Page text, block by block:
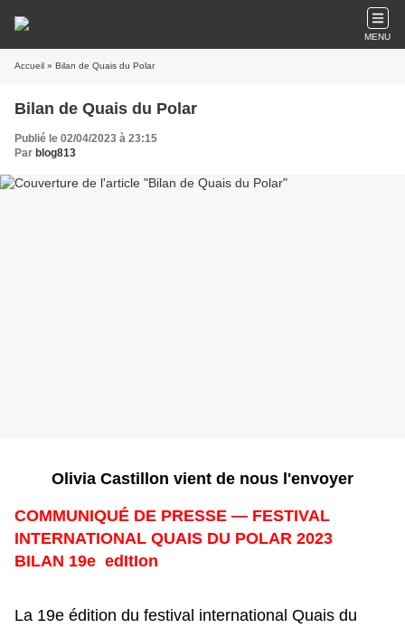
MENU
Accueil » Bilan de Quais du Polar
Bilan de Quais du Polar
Publié le 02/04/2023 à 23:15
Par blog813
Olivia Castillon vient de nous l'envoyer
COMMUNIQUÉ DE PRESSE — FESTIVAL
INTERNATIONAL QUAIS DU POLAR 2023
BILAN 19e edItIon
La 19e édition du festival international Quais du